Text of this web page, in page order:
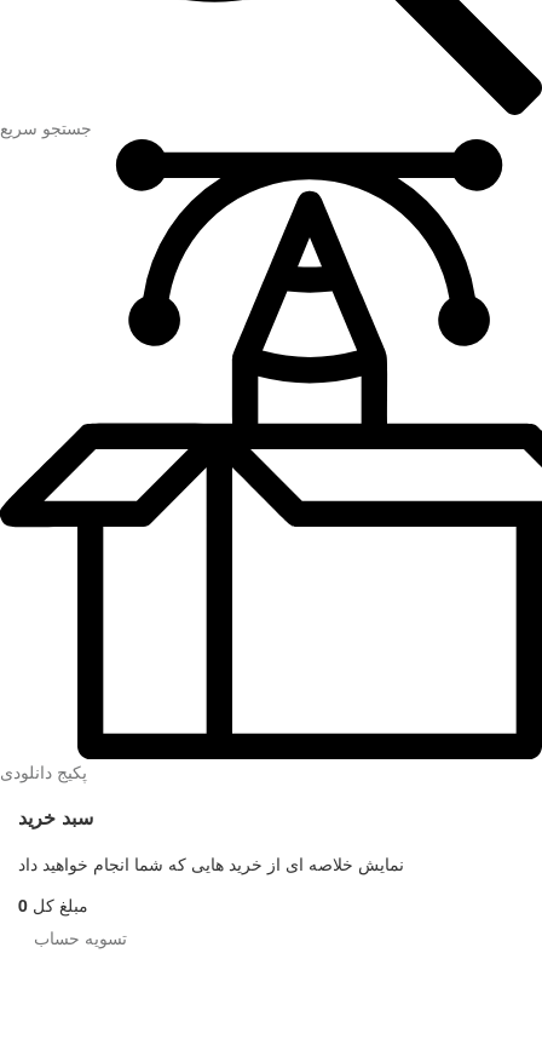
جستجو سریع
پکیج دانلودی
سبد خرید
نمایش خلاصه ای از خرید هایی که شما انجام خواهید داد
0 مبلغ کل
تسویه حساب